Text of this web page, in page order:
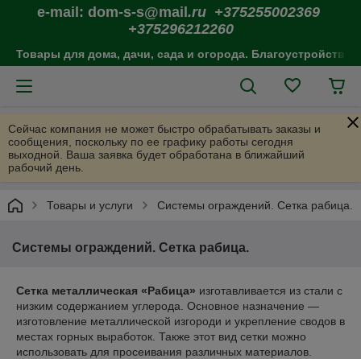
e-mail: dom-s-s@mail .ru +375255002369
+375296212260
Товары для дома, дачи, сада и огорода. Благоустройство
Сейчас компания не может быстро обрабатывать заказы и
сообщения, поскольку по ее графику работы сегодня
выходной. Ваша заявка будет обработана в ближайший
рабочий день.
Товары и услуги Системы ограждений. Сетка рабица.
Системы ограждений. Сетка рабица.
Сетка металлическая «Рабица» изготавливается из стали с
низким содержанием углерода. Основное назначение —
изготовление металлической изгороди и укрепление сводов в
местах горных выработок. Также этот вид сетки можно
использовать для просеивания различных материалов.